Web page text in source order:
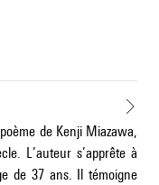
de Kenji Miazawa,
L’auteur s’apprête à
de 37 ans. Il témoigne